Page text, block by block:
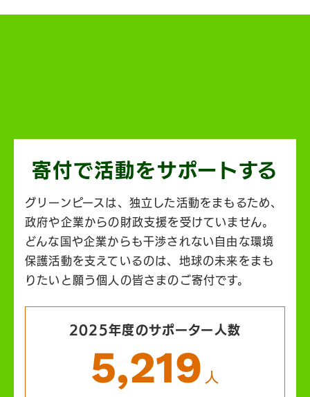
寄付で活動をサポートする
グリーンピースは、独立した活動をまもるため、
政府や企業からの財政支援を受けていません。
どんな国や企業からも干渉されない自由な環境
保護活動を支えているのは、地球の未来をまも
りたいと願う個人の皆さまのご寄付です。
2025年度のサポーター人数
5,219 人